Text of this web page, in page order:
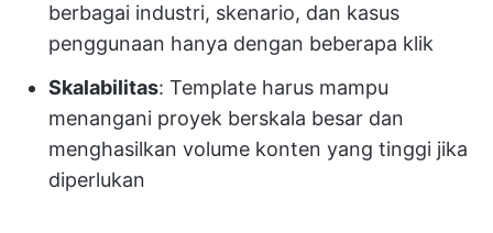
berbagai industri, skenario, dan kasus
penggunaan hanya dengan beberapa klik
Skalabilitas: Template harus mampu
menangani proyek berskala besar dan
menghasilkan volume konten yang tinggi jika
diperlukan